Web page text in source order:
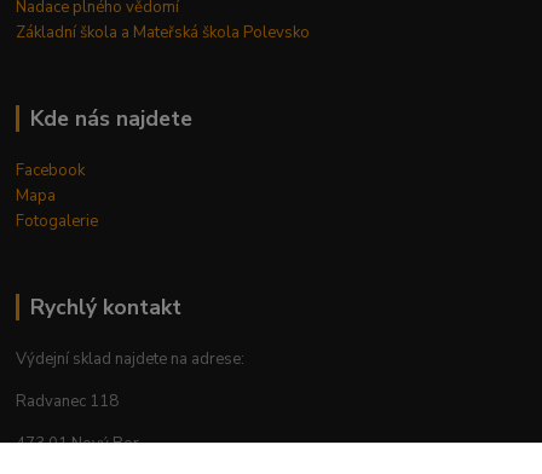
Nadace plného vědomí
Základní škola a Mateřská škola Polevsko
Kde nás najdete
Facebook
Mapa
Fotogalerie
Rychlý kontakt
Výdejní sklad najdete na adrese:
Radvanec 118
473 01 Nový Bor